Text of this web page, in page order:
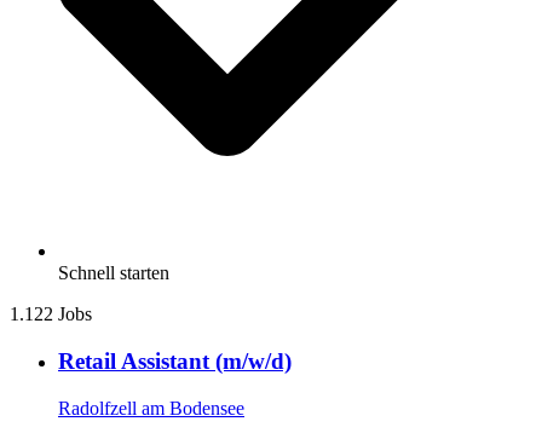
Schnell starten
1.122 Jobs
Retail Assistant (m/w/d)
Radolfzell am Bodensee